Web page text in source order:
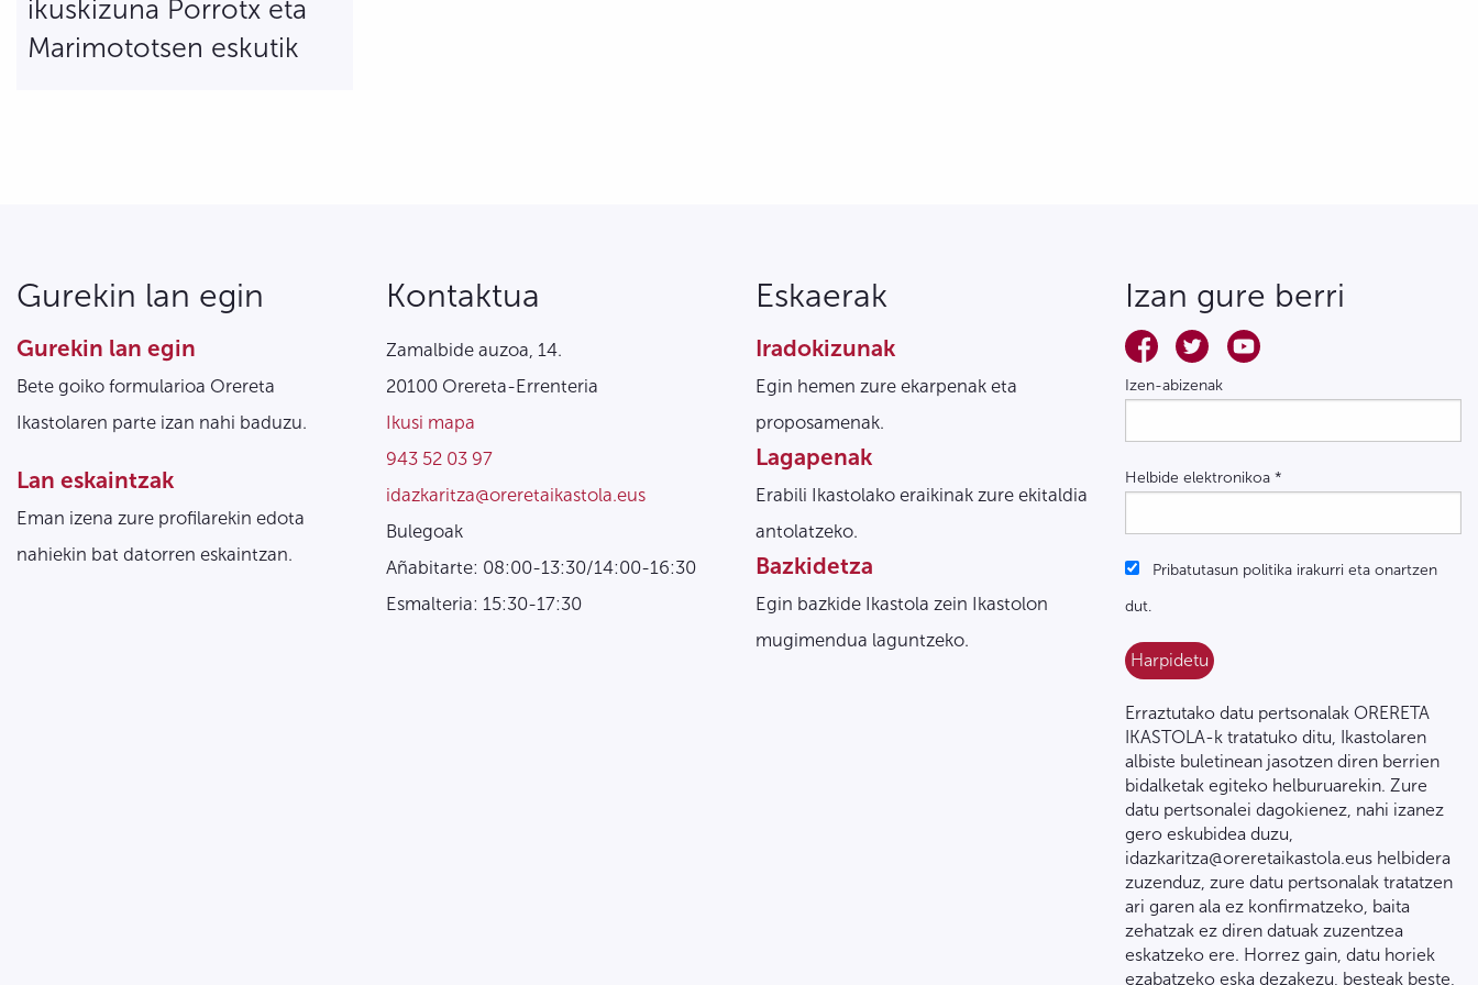
ikuskizuna Porrotx eta
Marimototsen eskutik
Gurekin lan egin
Gurekin lan egin
Bete goiko formularioa Orereta
Ikastolaren parte izan nahi baduzu.
Lan eskaintzak
Eman izena zure profilarekin edota
nahiekin bat datorren eskaintzan.
Kontaktua
Zamalbide auzoa, 14.
20100 Orereta-Errenteria
Ikusi mapa
943 52 03 97
idazkaritza@oreretaikastola.eus
Bulegoak
Añabitarte: 08:00-13:30/14:00-16:30
Esmalteria: 15:30-17:30
Eskaerak
Iradokizunak
Egin hemen zure ekarpenak eta
proposamenak.
Lagapenak
Erabili Ikastolako eraikinak zure ekitaldia
antolatzeko.
Bazkidetza
Egin bazkide Ikastola zein Ikastolon
mugimendua laguntzeko.
Izan gure berri
Izen-abizenak
Helbide elektronikoa *
Pribatutasun politika irakurri eta onartzen
dut.
Erraztutako datu pertsonalak ORERETA
IKASTOLA-k tratatuko ditu, Ikastolaren
albiste buletinean jasotzen diren berrien
bidalketak egiteko helburuarekin. Zure
datu pertsonalei dagokienez, nahi izanez
gero eskubidea duzu,
idazkaritza@oreretaikastola.eus helbidera
zuzenduz, zure datu pertsonalak tratatzen
ari garen ala ez konfirmatzeko, baita
zehatzak ez diren datuak zuzentzea
eskatzeko ere. Horrez gain, datu horiek
ezabatzeko eska dezakezu, besteak beste,